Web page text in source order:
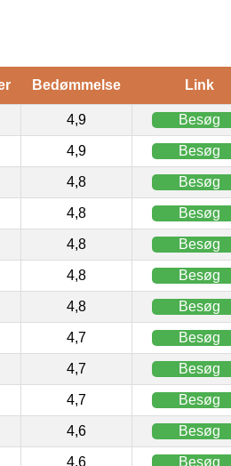
Bedømmelse Link
4,9 Besøg
4,9 Besøg
4,8 Besøg
4,8 Besøg
4,8 Besøg
4,8 Besøg
4,8 Besøg
4,7 Besøg
4,7 Besøg
4,7 Besøg
4,6 Besøg
4,6 Besøg